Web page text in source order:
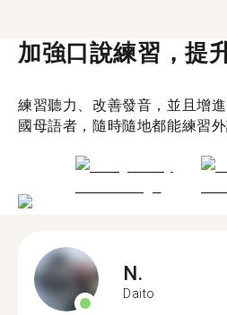
加強口說練習，提
練習聽力、改善發音，並且增
國母語者，隨時隨地都能練習
N.
Daito